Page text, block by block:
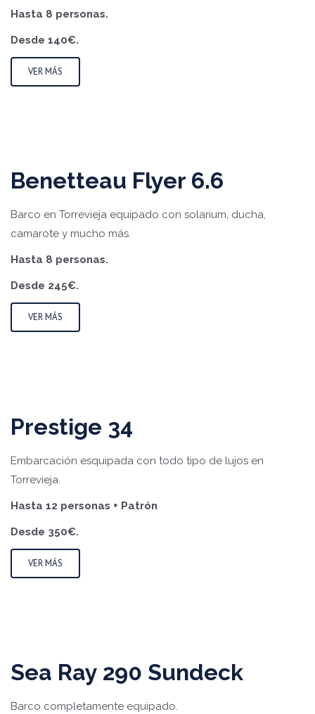
Hasta 8 personas.
Desde 140€.
VER MÁS
Benetteau Flyer 6.6
Barco en Torrevieja equipado con solarium, ducha,
camarote y mucho más.
Hasta 8 personas.
Desde 245€.
VER MÁS
Prestige 34
Embarcación esquipada con todo tipo de lujos en
Torrevieja.
Hasta 12 personas + Patrón
Desde 350€.
VER MÁS
Sea Ray 290 Sundeck
Barco completamente equipado.